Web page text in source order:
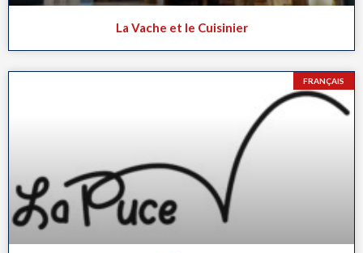
La Vache et le Cuisinier
FRANÇAIS